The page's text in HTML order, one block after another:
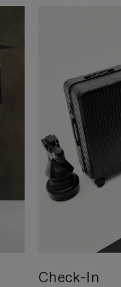
Check-In